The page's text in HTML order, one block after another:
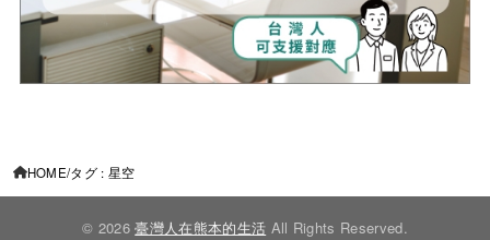
HOME タグ : 星空
© 2026臺灣人在熊本的生活 All Rights Reserved.